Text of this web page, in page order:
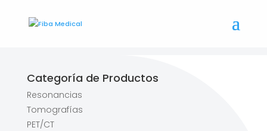
Categoría de Productos
Resonancias
Tomografías
PET/CT